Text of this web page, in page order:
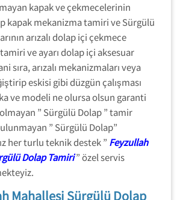
kapak ve çekmecelerinin
kapak mekanizma tamiri ve Sürgülü
arızalı dolap içi çekmece
ve ayarı dolap içi aksesuar
sıra, arızalı mekanizmaları veya
eskisi gibi düzgün çalışması
ve modeli ne olursa olsun garanti
” Sürgülü Dolap ” tamir
” Sürgülü Dolap”
her turlu teknik destek ” Feyzullah
Dolap Tamiri” özel servis
Mahallesi Sürgülü Dolap